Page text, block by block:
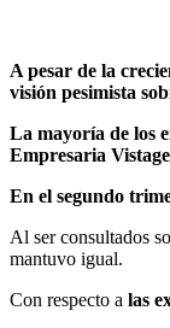
A pesar de la
visión pesimista
La mayoría de los
Empresaria Vistage
En el segundo
Al ser consultados
mantuvo igual.
Con respecto a las